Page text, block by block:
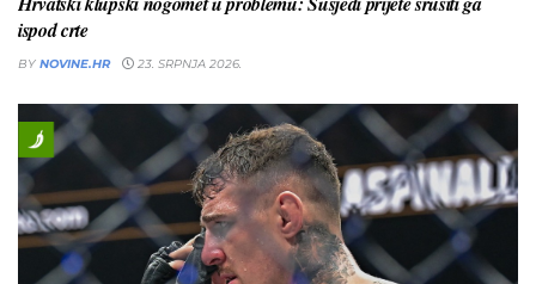
ispod crte
BY NOVINE.HR 23. SRPNJA 2026.